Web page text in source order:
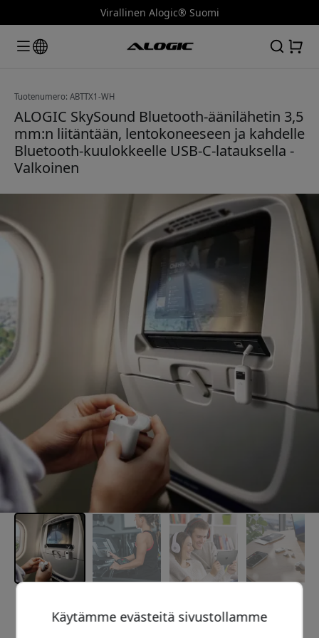
Virallinen Alogic® Suomi
Tuotenumero: ABTTX1-WH
ALOGIC SkySound Bluetooth-äänilähetin 3,5
mm:n liitäntään, lentokoneeseen ja kahdelle
Bluetooth-kuulokkeelle USB-C-latauksella -
Valkoinen
Suositeltava hinta
Käytämme evästeitä sivustollamme